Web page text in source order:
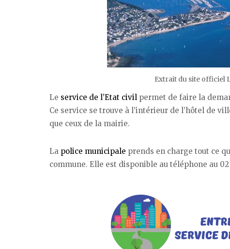
Extrait du site officiel
Le service de l’Etat civil permet de faire la
Ce service se trouve à l’intérieur de l’hôtel de
que ceux de la mairie.
La police municipale prends en charge tout ce
commune. Elle est disponible au téléphone au 02